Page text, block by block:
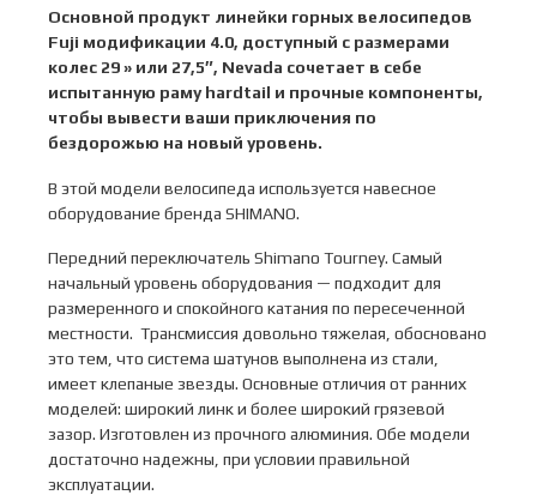
LTD
A2-
SL
р.
21
цвет
металлик
Основной продукт линейки горных велосипедов
Fuji модификации 4.0, доступный с размерами
колес 29 » или 27,5″, Nevada сочетает в себе
испытанную раму hardtail и прочные компоненты,
чтобы вывести ваши приключения по
бездорожью на новый уровень.
В этой модели велосипеда используется навесное
оборудование бренда SHIMANO.
Передний переключатель Shimаnо Тоurnеy. Самый
начальный уровень оборудования — подходит для
размеренного и спокойного катания по пересеченной
местности. Трансмиссия довольно тяжелая, обосновано
это тем, что система шатунов выполнена из стали,
имеет клепаные звезды. Основные отличия от ранних
моделей: широкий линк и более широкий грязевой
зазор. Изготовлен из прочного алюминия. Обе модели
достаточно надежны, при условии правильной
эксплуатации.